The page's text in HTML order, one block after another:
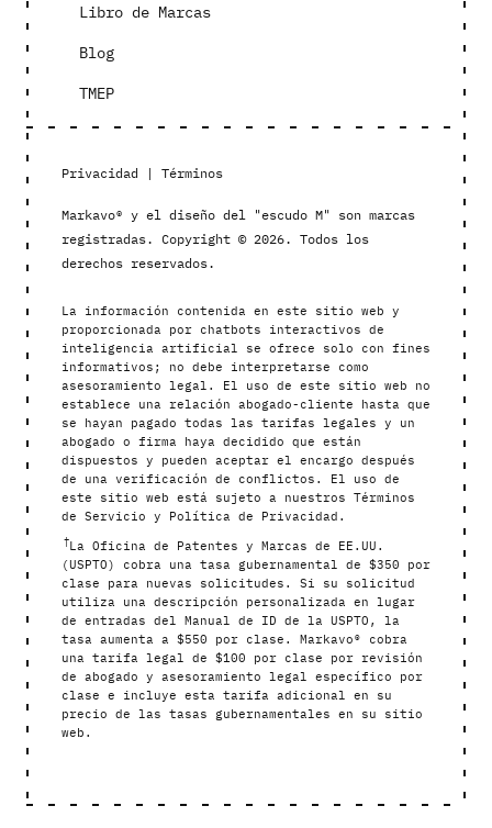
Libro de Marcas
Blog
TMEP
Privacidad | Términos
Markavo® y el diseño del "escudo M" son marcas
registradas. Copyright © 2026. Todos los
derechos reservados.
La información contenida en este sitio web y
proporcionada por chatbots interactivos de
inteligencia artificial se ofrece solo con fines
informativos; no debe interpretarse como
asesoramiento legal. El uso de este sitio web no
establece una relación abogado-cliente hasta que
se hayan pagado todas las tarifas legales y un
abogado o firma haya decidido que están
dispuestos y pueden aceptar el encargo después
de una verificación de conflictos. El uso de
este sitio web está sujeto a nuestros Términos
de Servicio y Política de Privacidad.
†La Oficina de Patentes y Marcas de EE.UU.
(USPTO) cobra una tasa gubernamental de $350 por
clase para nuevas solicitudes. Si su solicitud
utiliza una descripción personalizada en lugar
de entradas del Manual de ID de la USPTO, la
tasa aumenta a $550 por clase. Markavo® cobra
una tarifa legal de $100 por clase por revisión
de abogado y asesoramiento legal específico por
clase e incluye esta tarifa adicional en su
precio de las tasas gubernamentales en su sitio
web.